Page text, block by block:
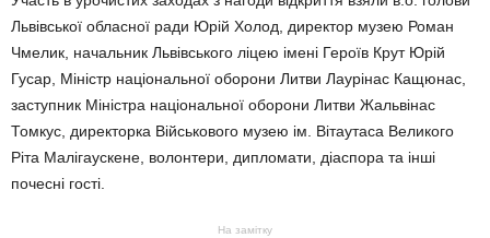
Львівської обласної ради Юрій Холод, директор музею Роман
Чмелик, начальник Львівського ліцею імені Героїв Крут Юрій
Гусар, Міністр національної оборони Литви Лаурінас Кащюнас,
заступник Міністра національної оборони Литви Жальвінас
Томкус, директорка Військового музею ім. Вітаутаса Великого
Ріта Малігаускене, волонтери, дипломати, діаспора та інші
почесні гості.
На замітку